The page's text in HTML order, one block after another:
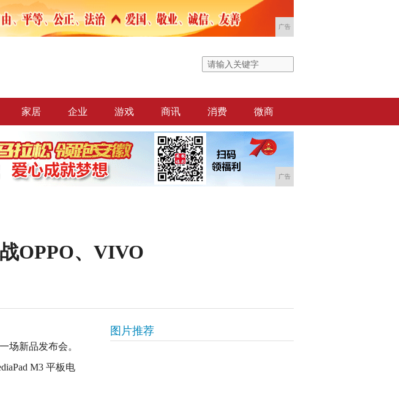
广告
家居 企业 游戏 商讯 消费 微商
广告
OPPO、VIVO
场新品发布会。
M3 平板电
图片推荐